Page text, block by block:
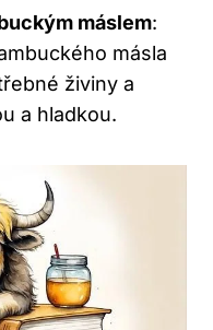
máslem:
másla
živiny a
a hladkou.